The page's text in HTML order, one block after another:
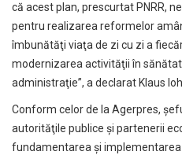
că acest plan, prescurtat PNRR,
pentru realizarea reformelor
îmbunătăţi viaţa de zi cu zi a
modernizarea activităţii în
administraţie”, a declarat Klaus
Conform celor de la Agerpres,
autorităţile publice şi partenerii
fundamentarea şi